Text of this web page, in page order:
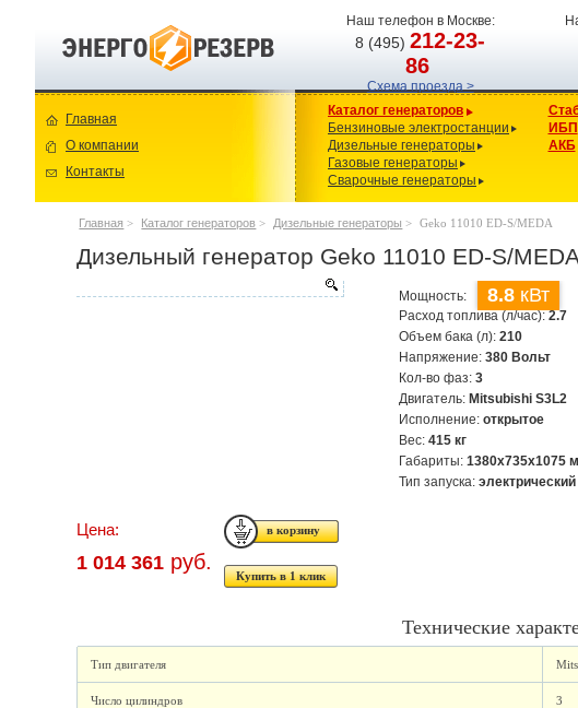
Наш телефон в Москве:
8 (495)212-23-
86
Схема проезда >
Главная
О компании
Контакты
Каталог генераторов
Бензиновые электростанции
Дизельные генераторы
Газовые генераторы
Сварочные генераторы
ИБП
АКБ
Главная > Каталог генераторов > Дизельные генераторы > Geko 11010 ED-S/MEDA
Дизельный генератор Geko 11010 ED-S/
Мощность: 8.8 кВт
Расход топлива (л/час):2.7
Объем бака (л):210
Напряжение:380 Вольт
Кол-во фаз:3
Двигатель: Mitsubishi S3L2
Исполнение:открытое
Вес:415 кг
Габариты:1380х735х1075
Тип запуска:электрический
Цена:
1 014 361 руб.
Купить в 1 клик
Технические
Тип двигателя
Число цилиндров 3